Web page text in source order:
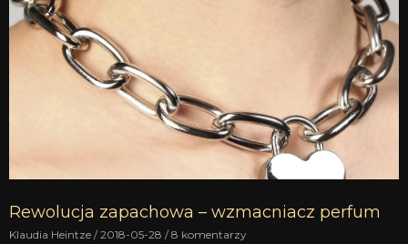
Rewolucja zapachowa – wzmacniacz perfum
Klaudia Heintze 2018-05-28 8 komentarzy